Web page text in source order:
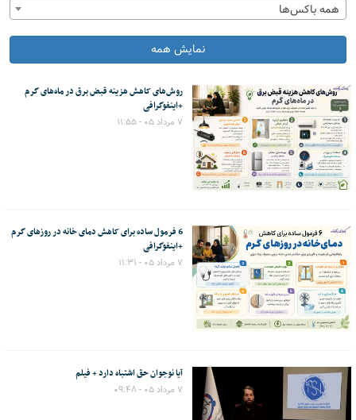
همه باکس‌ها
نمایش همه
روش‌های کاهش هزینه قبض برق در ماه‌های گرم
+اینفوگرافی
۷ مرداد ۰۵ - ۱۱:۵۵
6 فرمول ساده برای کاهش دمای خانه در روزهای گرم
+اینفوگرافی
۷ مرداد ۰۵ - ۱۱:۳۱
آیا نوجوان حق اشتباه دارد + فیلم
۷ مرداد ۰۵ - ۰۹:۴۸